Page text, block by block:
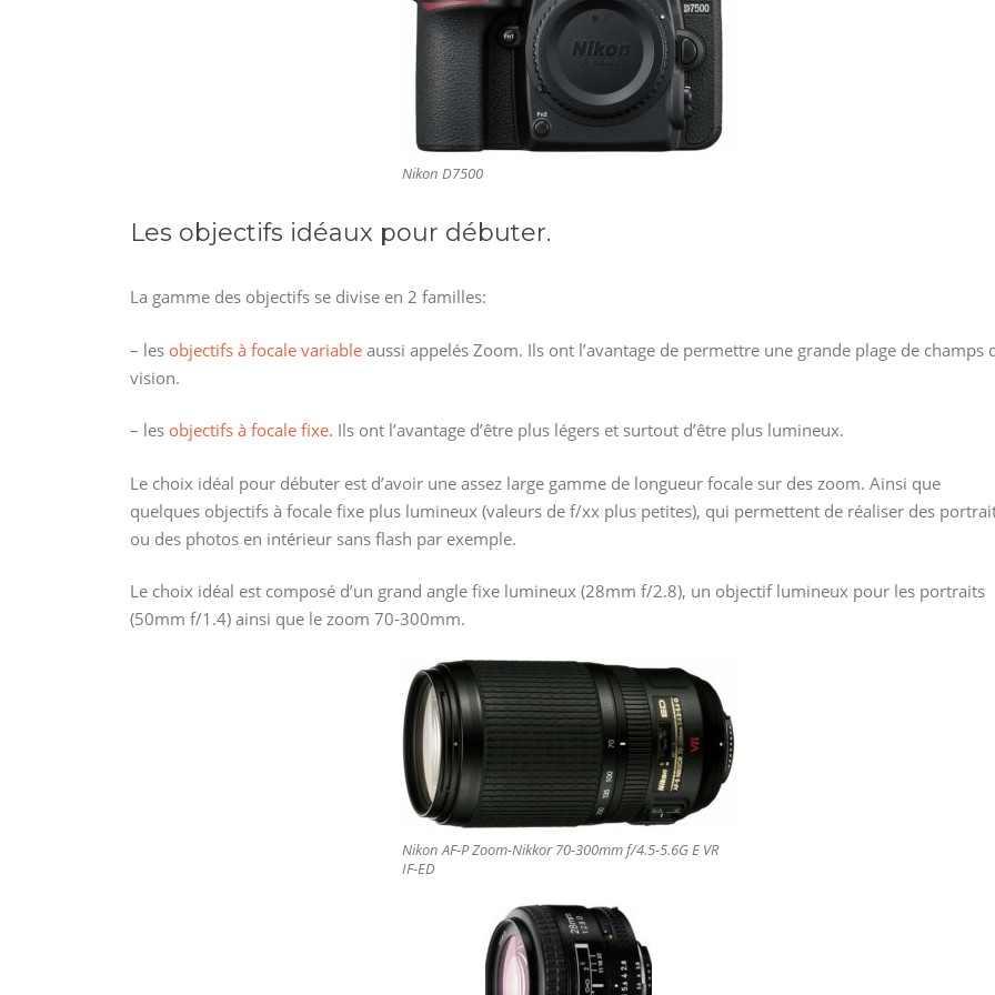
Nikon D7500
Les objectifs idéaux pour débuter.
La gamme des objectifs se divise en 2 familles:
– les objectifs à focale variable aussi appelés Zoom. Ils ont l’avantage de permettre une grande plage de champs
vision.
– les objectifs à focale fixe. Ils ont l’avantage d’être plus légers et surtout d’être plus lumineux.
Le choix idéal pour débuter est d’avoir une assez large gamme de longueur focale sur des zoom. Ainsi que
quelques objectifs à focale fixe plus lumineux (valeurs de f/xx plus petites), qui permettent de réaliser des
ou des photos en intérieur sans flash par exemple.
Le choix idéal est composé d’un grand angle fixe lumineux (28mm f/2.8), un objectif lumineux pour les portraits
(50mm f/1.4) ainsi que le zoom 70-300mm.
Nikon AF-P Zoom-Nikkor 70-300mm f/4.5-5.6G E VR
IF-ED